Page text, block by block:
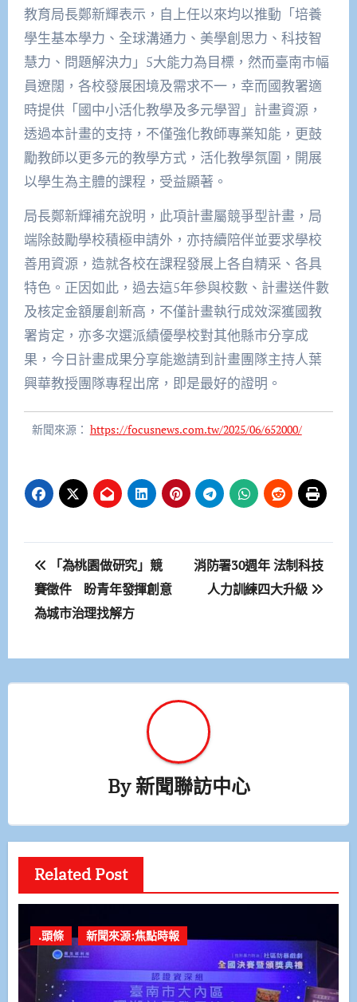
教育局長鄭新輝表示，自上任以來均以推動「培養
學生基本學力、全球溝通力、美學創思力、科技智
慧力、問題解決力」5大能力為目標，然而臺南市幅
員遼闊，各校發展困境及需求不一，幸而國教署適
時提供「國中小活化教學及多元學習」計畫資源，
透過本計畫的支持，不僅強化教師專業知能，更鼓
勵教師以更多元的教學方式，活化教學氛圍，開展
以學生為主體的課程，受益顯著。
局長鄭新輝補充說明，此項計畫屬競爭型計畫，局
端除鼓勵學校積極申請外，亦持續陪伴並要求學校
善用資源，造就各校在課程發展上各自精采、各具
特色。正因如此，過去這5年參與校數、計畫送件數
及核定金額屢創新高，不僅計畫執行成效深獲國教
署肯定，亦多次選派績優學校對其他縣市分享成
果，今日計畫成果分享能邀請到計畫團隊主持人葉
興華教授團隊專程出席，即是最好的證明。
新聞來源： https://focusnews.com.tw/2025/06/652000/
文
章
導
覽
「為桃園做研究」競
賽徵件 盼青年發揮創意
為城市治理找解方
消防署30週年 法制科技
人力訓練四大升級
By新聞聯訪中心
Related Post
.頭條 新聞來源:焦點時報